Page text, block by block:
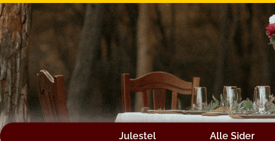
Gå
til
indholdet
Julestel Alle Sider